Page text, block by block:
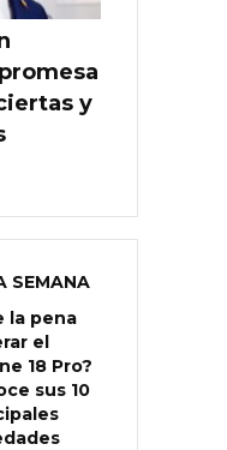
y
SEMANA
la pena
el
18 Pro?
sus 10